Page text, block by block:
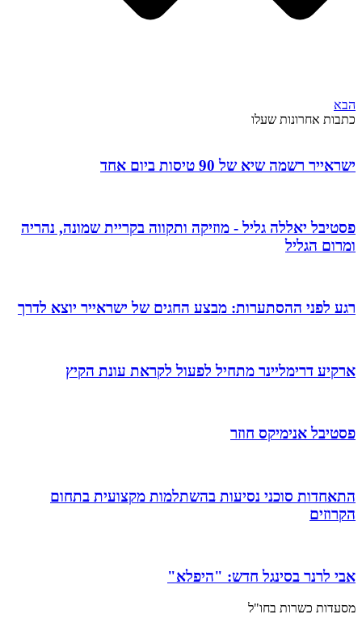
הבא
כתבות אחרונות שעלו
ישראייר רשמה שיא של 90 טיסות ביום אחד
פסטיבל יאללה גליל - מוזיקה ותקווה בקריית שמונה, נהריה
ומרום הגליל
רגע לפני ההסתערות: מבצע החגים של ישראייר יוצא לדרך
ארקיע דרימליינר מתחיל לפעול לקראת עונת הקיץ
פסטיבל אנימיקס חוזר
התאחדות סוכני נסיעות בהשתלמות מקצועית בתחום
הקרוזים
אבי לרנר בסינגל חדש: "היפלא"
מסעדות כשרות בחו"ל